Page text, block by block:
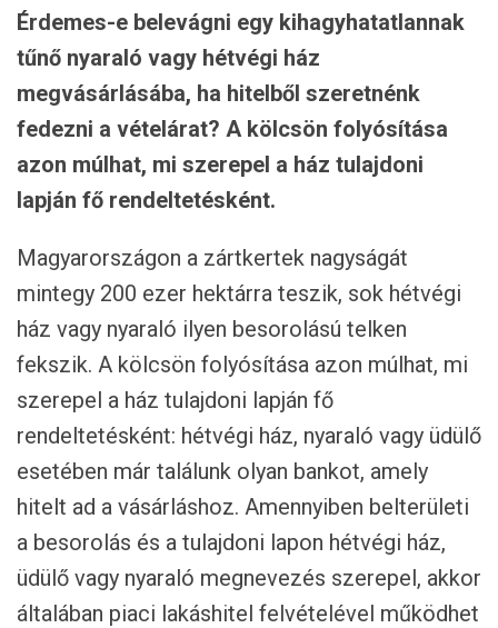
Érdemes-e belevágni egy kihagyhatatlannak
tűnő nyaraló vagy hétvégi ház
megvásárlásába, ha hitelből szeretnénk
fedezni a vételárat? A kölcsön folyósítása
azon múlhat, mi szerepel a ház tulajdoni
lapján fő rendeltetésként.
Magyarországon a zártkertek nagyságát
mintegy 200 ezer hektárra teszik, sok hétvégi
ház vagy nyaraló ilyen besorolású telken
fekszik. A kölcsön folyósítása azon múlhat, mi
szerepel a ház tulajdoni lapján fő
rendeltetésként: hétvégi ház, nyaraló vagy üdülő
esetében már találunk olyan bankot, amely
hitelt ad a vásárláshoz. Amennyiben belterületi
a besorolás és a tulajdoni lapon hétvégi ház,
üdülő vagy nyaraló megnevezés szerepel, akkor
általában piaci lakáshitel felvételével működhet